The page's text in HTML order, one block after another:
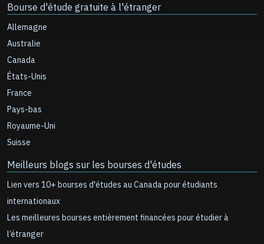
Bourse d'étude gratuite à l'étranger
Allemagne
Australie
Canada
États-Unis
France
Pays-bas
Royaume-Uni
Suisse
Meilleurs blogs sur les bourses d'études
Lien vers 10+ bourses d'études au Canada pour étudiants
internationaux
Les meilleures bourses entièrement financées pour étudier à
l’étranger